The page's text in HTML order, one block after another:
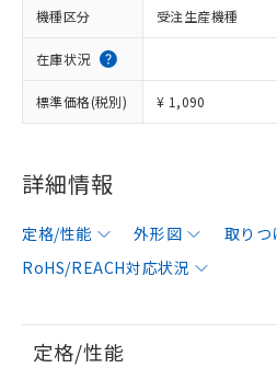
機種区分 受注生産機種
在庫状況
標準価格(税別) ¥ 1,090
詳細情報
定格/性能 外形図 取りつ
RoHS/REACH対応状況
定格/性能